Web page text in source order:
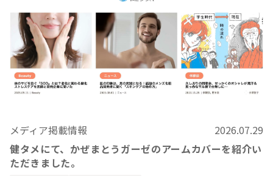
メディア掲載情報
2026.07.29
健タメにて、かぜまとうガーゼのアームカバーを紹介い
ただきました。